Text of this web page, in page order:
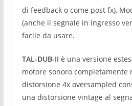
di feedback o come post fx),
(anche il segnale in ingresso
facile da usare.
TAL-DUB-II è una versione
motore sonoro completamente
distorsione 4x oversampled
una distorsione vintage al